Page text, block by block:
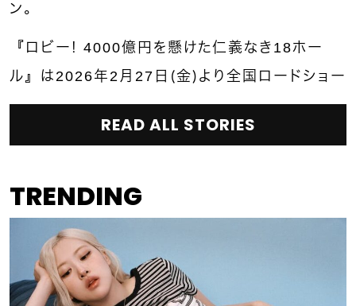
ン。
『ロビー！ 4000億円を懸けた仁義なき18ホー
ル』は2026年2月27日（金）より全国ロードショー
READ ALL STORIES
TRENDING